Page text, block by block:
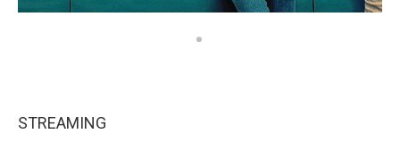
STREAMING